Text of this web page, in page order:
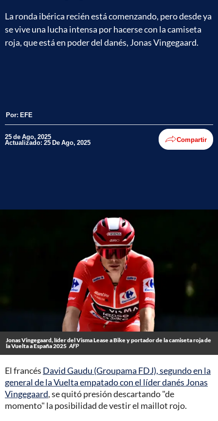
La ronda ibérica recién está comenzando, pero desde ya
se vive una lucha intensa por hacerse con la camiseta
roja, que está en poder del danés, Jonas Vingegaard.
Por: EFE
25 de Ago, 2025
Actualizado: 25 De Ago, 2025 Compartir
Jonas Vingegaard, líder del Visma Lease a Bike y portador de la camiseta roja de
la Vuelta a España 2025 AFP
El francés David Gaudu (Groupama FDJ), segundo en la
general de la Vuelta empatado con el líder danés Jonas
Vingegaard, se quitó presión descartando "de
momento" la posibilidad de vestir el maillot rojo.